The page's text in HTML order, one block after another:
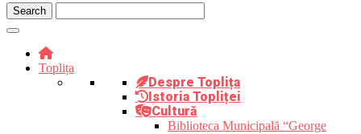
Toplița
Despre Toplița
Istoria Topliței
Cultură
Biblioteca Municipală “George